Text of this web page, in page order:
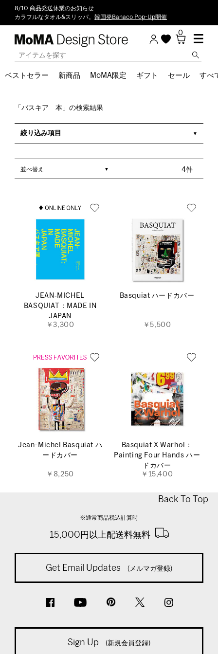
8/10 商品発送休業のお知らせ
カラフルなタオル&スリッパ。 韓国発Banaco Pop-Up開催
0
ベストセラー 新商品 MoMA限定 ギフト セール すべ
「バスキア 本」の検索結果
絞り込み項目
4件
並べ替え
JEAN‐MICHEL
BASQUIAT：MADE IN
JAPAN
￥3,300
Basquiat ハードカバー
￥5,500
Jean-Michel Basquiat ハ
ードカバー
￥8,250
Basquiat X Warhol：
Painting Four Hands ハー
ドカバー
￥15,400
Back To Top
※通常商品税込計算時
15,000円以上配送料無料
Get Email Updates (メルマガ登録)
Sign Up (新規会員登録)